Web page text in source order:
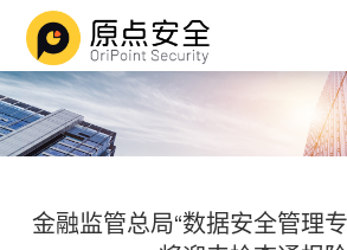
金融监管总局“数据安全管理